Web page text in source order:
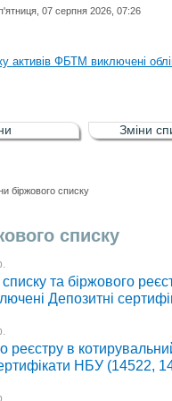
07 серпня 2026, 07:26
активів регульованого
активів ФБТМ виключені
активів РФР виключені
активів регульованого
Зміни
біржового списку
списку
та біржового
Депозитні
реєстру в
НБУ (14522,